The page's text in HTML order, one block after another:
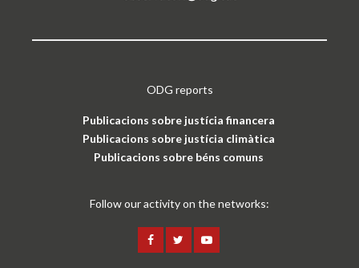
ODG reports
Publicacions sobre justícia financera
Publicacions sobre justícia climàtica
Publicacions sobre béns comuns
Follow our activity on the networks: